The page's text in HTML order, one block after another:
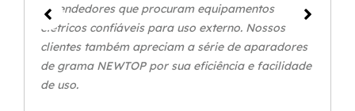
revendedores que procuram equipamentos
elétricos confiáveis ​​para uso externo. Nossos
clientes também apreciam a série de aparadores
de grama NEWTOP por sua eficiência e facilidade
de uso.